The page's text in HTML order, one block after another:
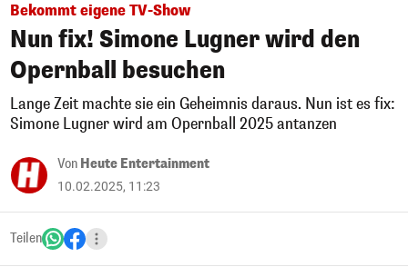
Bekommt eigene TV-Show
Nun fix! Simone Lugner wird den
Opernball besuchen
Lange Zeit machte sie ein Geheimnis daraus. Nun ist es fix:
Simone Lugner wird am Opernball 2025 antanzen
Von Heute Entertainment
10.02.2025, 11:23
Teilen